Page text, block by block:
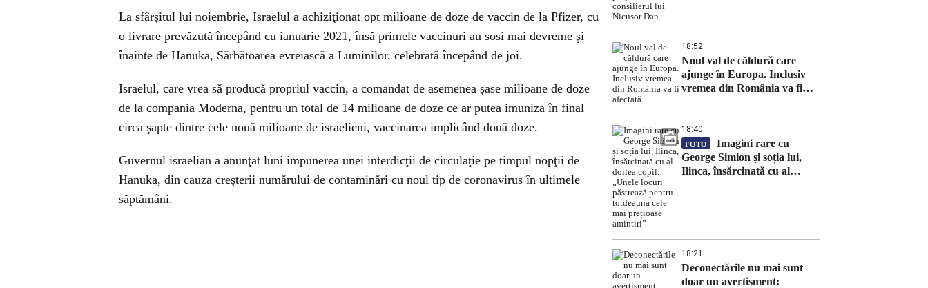
La sfârşitul lui noiembrie, Israelul a achiziţionat opt milioane de doze de vaccin de la Pfizer, cu
o livrare prevăzută începând cu ianuarie 2021, însă primele vaccinuri au sosi mai devreme şi
înainte de Hanuka, Sărbătoarea evreiască a Luminilor, celebrată începând de joi.
Israelul, care vrea să producă propriul vaccin, a comandat de asemenea şase milioane de doze
de la compania Moderna, pentru un total de 14 milioane de doze ce ar putea imuniza în final
circa şapte dintre cele nouă milioane de israelieni, vaccinarea implicând două doze.
Guvernul israelian a anunţat luni impunerea unei interdicţii de circulaţie pe timpul nopţii de
Hanuka, din cauza creşterii numărului de contaminări cu noul tip de coronavirus în ultimele
săptămâni.
18:52
Noul val de căldură care
ajunge în Europa. Inclusiv
vremea din România va fi
18:40
FOTO
Imagini rare cu
George Simion și soția lui,
Ilinca, însărcinată cu al
18:21
Deconectările nu mai sunt
doar un avertisment: